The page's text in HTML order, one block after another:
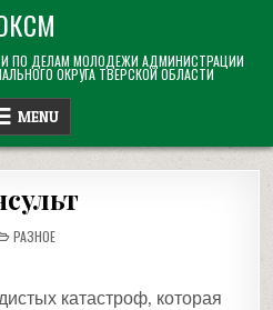
ПО ДЕЛАМ МОЛОДЕЖИ АДМИНИСТРАЦИИ
ОКРУГА ТВЕРСКОЙ ОБЛАСТИ
MENU
POSTED
IN
РАЗНОЕ
катастроф, которая